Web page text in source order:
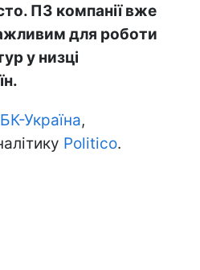
ПЗ компанії вже
для роботи
у низці
Україна,
Politico.